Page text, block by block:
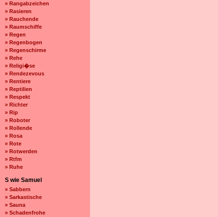
» Rangabzeichen
» Rasieren
» Rauchende
» Raumschiffe
» Regen
» Regenbogen
» Regenschirme
» Rehe
» Religi�se
» Rendezevous
» Rentiere
» Reptilien
» Respekt
» Richter
» Rip
» Roboter
» Rollende
» Rosa
» Rote
» Rotwerden
» Rtfm
» Ruhe
S wie Samuel
» Sabbern
» Sarkastische
» Sauna
» Schadenfrohe